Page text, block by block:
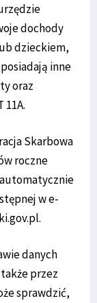
dochody
dzieckiem,
inne
oraz
Skarbowa
roczne
w e-
danych
przez
sprawdzić,